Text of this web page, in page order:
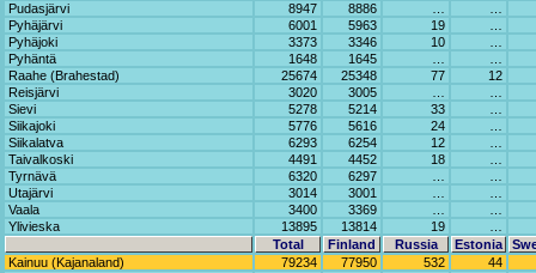
Pudasjärvi
8947 8886
Pyhäjärvi
6001 5963 19
Pyhäjoki
3373 3346 10
Pyhäntä
1648 1645
Raahe (Brahestad)
25674 25348 77
12
Reisjärvi
3020 3005
Sievi
5278 5214 33
Siikajoki
5776 5616 24
Siikalatva
6293 6254 12
Taivalkoski
4491 4452 18
Tyrnävä
6320 6297
Utajärvi
3014 3001
Vaala
3400 3369
Ylivieska
13895 13814 19
Total
Finland Russia Estonia
Kainuu (Kajanaland)
79234 77950 532
44